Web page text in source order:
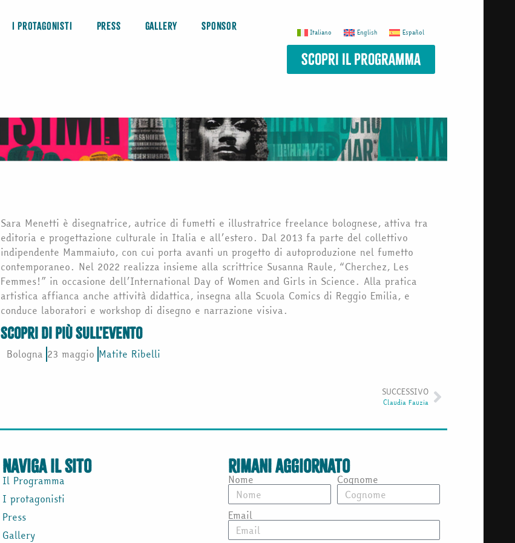
I protagonisti Press Gallery Sponsor
Italiano English Español
scopri il programma
Sara Menetti è disegnatrice, autrice di fumetti e illustratrice freelance bolognese, attiva tra
editoria e progettazione culturale in Italia e all’estero. Dal 2013 fa parte del collettivo
indipendente Mammaiuto, con cui porta avanti un progetto di autoproduzione nel fumetto
contemporaneo. Nel 2022 realizza insieme alla scrittrice Susanna Raule, “Cherchez, Les
Femmes!” in occasione dell’International Day of Women and Girls in Science. Alla pratica
artistica affianca anche attività didattica, insegna alla Scuola Comics di Reggio Emilia, e
conduce laboratori e workshop di disegno e narrazione visiva.
scopri di più sull'evento
Bologna 23 maggio Matite Ribelli
SUCCESSIVO
Claudia Fauzia
naviga il sito
Il Programma
I protagonisti
Press
Gallery
rimani aggiornato
Nome Cognome
Email